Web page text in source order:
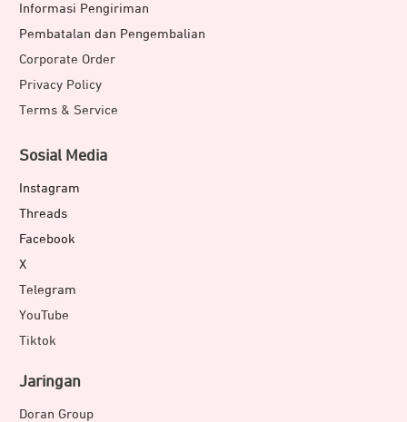
Informasi Pengiriman
Pembatalan dan Pengembalian
Corporate Order
Privacy Policy
Terms & Service
Sosial Media
Instagram
Threads
Facebook
X
Telegram
YouTube
Tiktok
Jaringan
Doran Group